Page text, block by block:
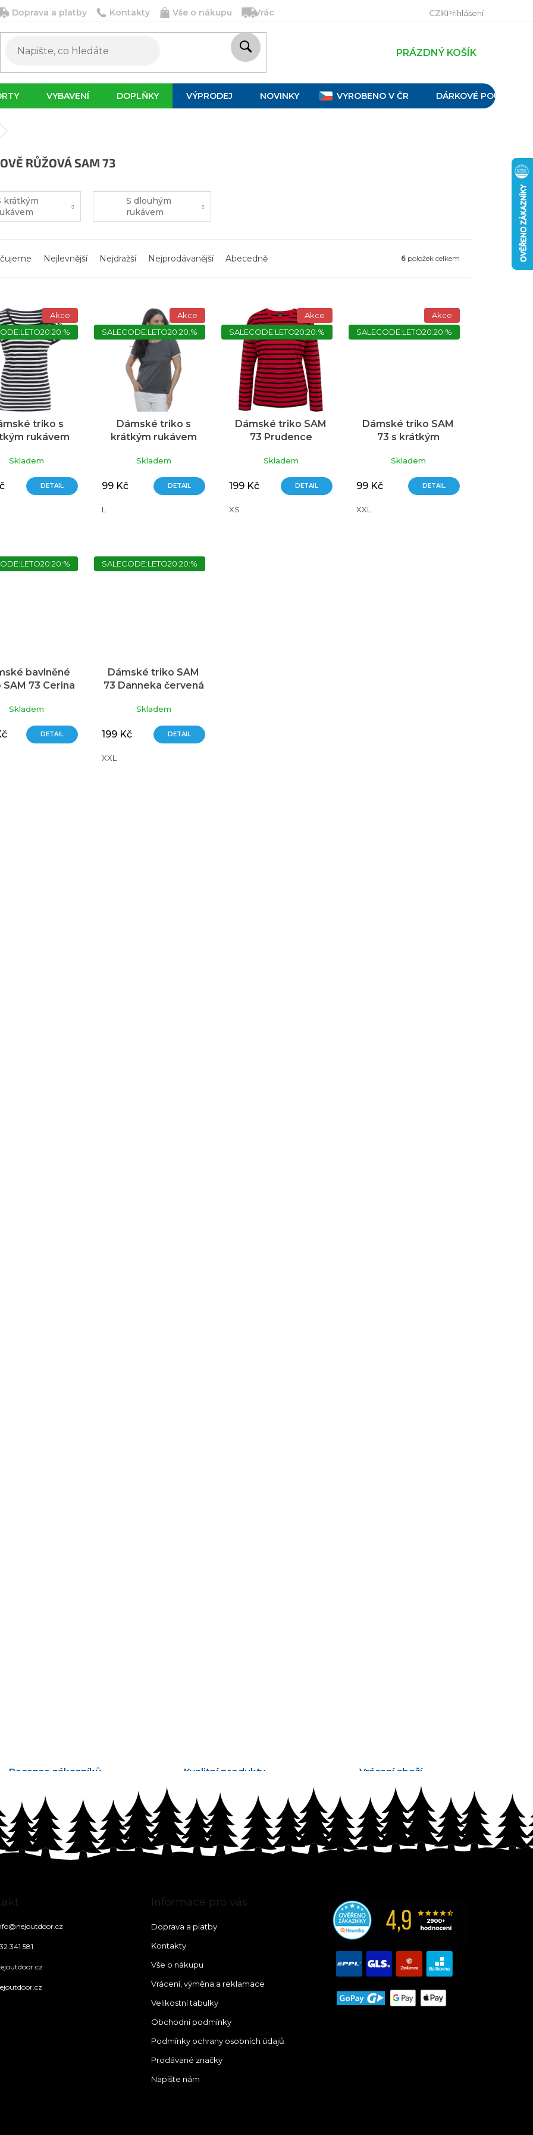
Doprava a platby Kontakty Vše o nákupu Vrácení, výměna a reklamace Velikostní tabulky
CZKPřihlášení
PRÁZDNÝ KOŠÍK
VYBAVENÍ DOPLŇKY VÝPRODEJ NOVINKY VYROBENO V ČR DÁRKOVÉ POUKAZY
RŮŽOVÁ SAM 73
krátkým
S dlouhým
rukávem
Nejlevnější Nejdražší Nejprodávanější Abecedně 6 položek celkem
Akce
triko s
rukávem
Skladem
DETAIL
Akce
SALECODE:LETO20:20:%
Dámské triko s
krátkým rukávem
Skladem
99 Kč DETAIL
L
Akce
SALECODE:LETO20:20:%
Dámské triko SAM
73 Prudence
Skladem
199 Kč DETAIL
XS
Akce
SALECODE:LETO20:20:%
Dámské triko SAM
73 s krátkým
Skladem
99 Kč DETAIL
XXL
bavlněné
73 Cerina
Skladem
DETAIL
SALECODE:LETO20:20:%
Dámské triko SAM
73 Danneka červená
Skladem
199 Kč DETAIL
XXL
Recenze zákazníků Kvalitní produkty Vrácení zboží
@nejoutdoor.cz
341 581
Informace pro vás
Doprava a platby
Kontakty
Vše o nákupu
Vrácení, výměna a reklamace
Velikostní tabulky
Obchodní podmínky
Podmínky ochrany osobních údajů
Prodávané značky
Napište nám